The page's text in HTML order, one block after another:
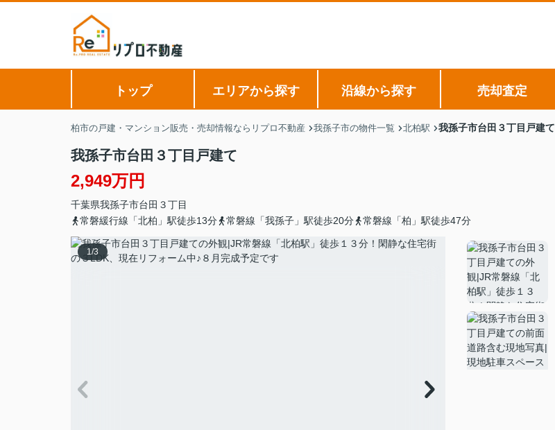
トップ エリアから探す 沿線から探す 売却査定
柏市の戸建・マンション販売・売却情報ならリプロ不動産 我孫子市の物件一覧 北柏駅 我孫子市台田３丁目戸建て
我孫子市台田３丁目戸建て
2,949万円
千葉県我孫子市台田 ３丁目
常磐緩行線「北柏」駅徒歩13分
常磐線「我孫子」駅徒歩20分 常磐線「柏」駅徒歩47分
1/3